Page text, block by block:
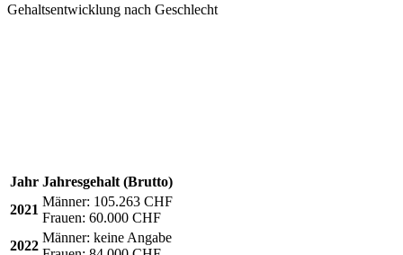
Gehaltsentwicklung nach Geschlecht
Jahr Jahresgehalt (Brutto)
2021
Männer: 105.263 CHF
Frauen: 60.000 CHF
2022
Männer: keine Angabe